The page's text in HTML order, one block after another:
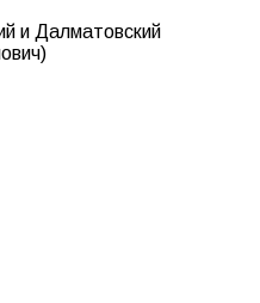
и Далматовский